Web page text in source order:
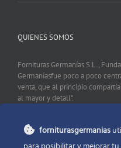
QUIENES SOMOS
Fornituras Germanías S.L.,
Germaníasfue poco a poco
venta, que al principio
al mayor y detall".
CONTACTO
forniturasgermanias